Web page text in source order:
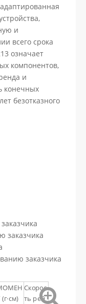
и
всего срока
означает
компонентов,
и
конечных
безотказного
заказчика
заказчика
Скорос
ть рей